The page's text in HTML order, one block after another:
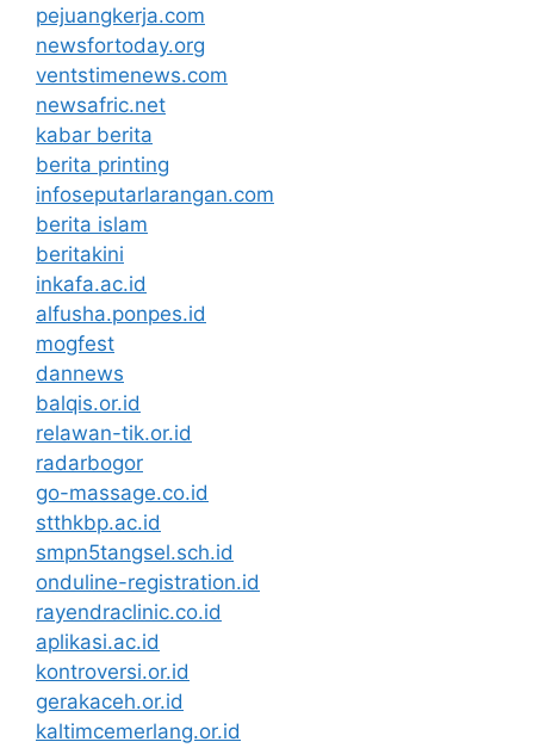
pejuangkerja.com
newsfortoday.org
ventstimenews.com
newsafric.net
kabar berita
berita printing
infoseputarlarangan.com
berita islam
beritakini
inkafa.ac.id
alfusha.ponpes.id
mogfest
dannews
balqis.or.id
relawan-tik.or.id
radarbogor
go-massage.co.id
stthkbp.ac.id
smpn5tangsel.sch.id
onduline-registration.id
rayendraclinic.co.id
aplikasi.ac.id
kontroversi.or.id
gerakaceh.or.id
kaltimcemerlang.or.id